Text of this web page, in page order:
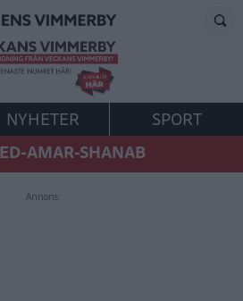
NYHETER
SPORT
AMAR-SHANAB
Annons: